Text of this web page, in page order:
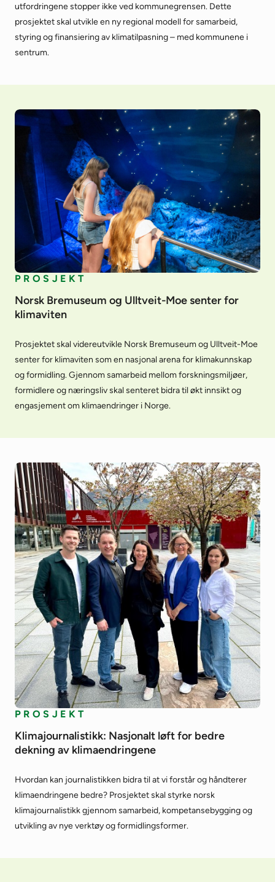
utfordringene stopper ikke ved kommunegrensen. Dette
prosjektet skal utvikle en ny regional modell for samarbeid,
styring og finansiering av klimatilpasning – med kommunene i
sentrum.
PROSJEKT
Norsk Bremuseum og Ulltveit-Moe senter for
klimaviten
Prosjektet skal videreutvikle Norsk Bremuseum og Ulltveit-Moe
senter for klimaviten som en nasjonal arena for klimakunnskap
og formidling. Gjennom samarbeid mellom forskningsmiljøer,
formidlere og næringsliv skal senteret bidra til økt innsikt og
engasjement om klimaendringer i Norge.
PROSJEKT
Klimajournalistikk: Nasjonalt løft for bedre
dekning av klimaendringene
Hvordan kan journalistikken bidra til at vi forstår og håndterer
klimaendringene bedre? Prosjektet skal styrke norsk
klimajournalistikk gjennom samarbeid, kompetansebygging og
utvikling av nye verktøy og formidlingsformer.